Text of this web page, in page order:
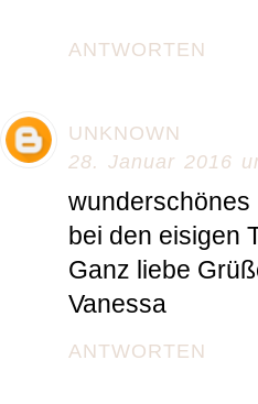
ANTWORTEN
UNKNOWN
28. Januar 2016
bei den eisigen
Ganz liebe
Vanessa
ANTWORTEN